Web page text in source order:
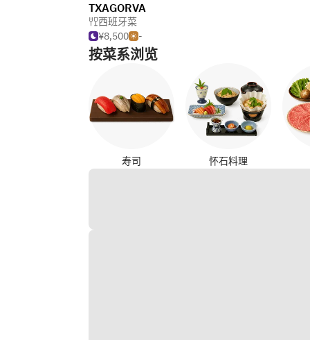
TXAGORVA
西班牙菜
¥8,500
-
按菜系浏览
寿司 怀石料理